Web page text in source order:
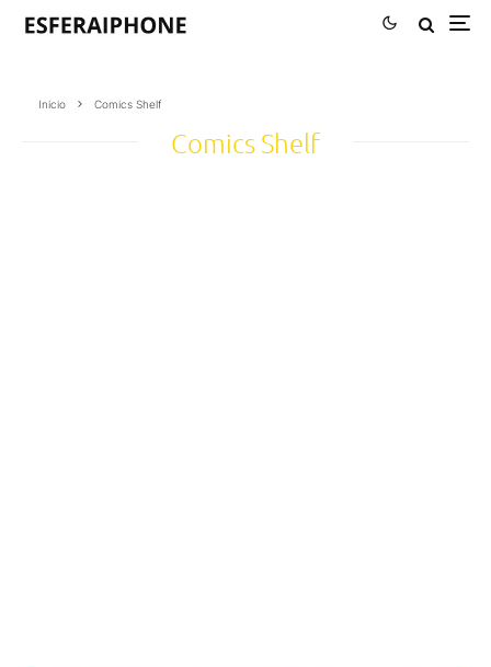
Inicio Comics Shelf
Comics Shelf